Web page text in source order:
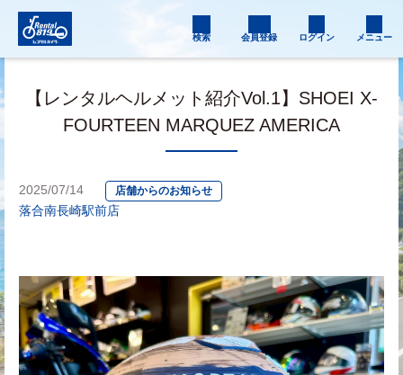
検索 会員登録 ログイン メニュー
【レンタルヘルメット紹介Vol.1】SHOEI X-
FOURTEEN MARQUEZ AMERICA
2025/07/14 店舗からのお知らせ
落合南長崎駅前店